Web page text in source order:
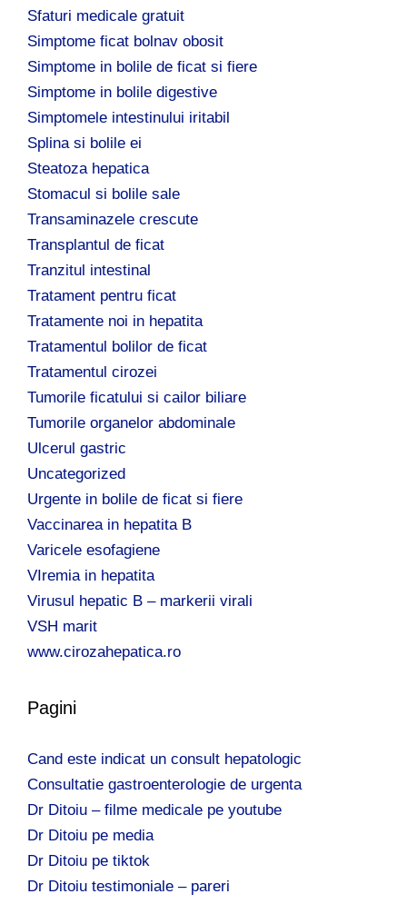
Sfaturi medicale gratuit
Simptome ficat bolnav obosit
Simptome in bolile de ficat si fiere
Simptome in bolile digestive
Simptomele intestinului iritabil
Splina si bolile ei
Steatoza hepatica
Stomacul si bolile sale
Transaminazele crescute
Transplantul de ficat
Tranzitul intestinal
Tratament pentru ficat
Tratamente noi in hepatita
Tratamentul bolilor de ficat
Tratamentul cirozei
Tumorile ficatului si cailor biliare
Tumorile organelor abdominale
Ulcerul gastric
Uncategorized
Urgente in bolile de ficat si fiere
Vaccinarea in hepatita B
Varicele esofagiene
VIremia in hepatita
Virusul hepatic B – markerii virali
VSH marit
www.cirozahepatica.ro
Pagini
Cand este indicat un consult hepatologic
Consultatie gastroenterologie de urgenta
Dr Ditoiu – filme medicale pe youtube
Dr Ditoiu pe media
Dr Ditoiu pe tiktok
Dr Ditoiu testimoniale – pareri